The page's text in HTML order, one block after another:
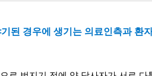
된 경우에 생기는 의료인측과 환